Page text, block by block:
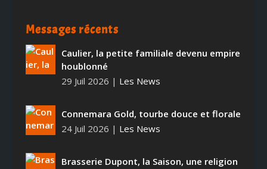
Messages récents
Caulier, la petite familiale devenu empire
houblonné
29 Juil 2026 | Les News
Connemara Gold, tourbe douce et florale
24 Juil 2026 | Les News
Brasserie Dupont, la Saison, une religion